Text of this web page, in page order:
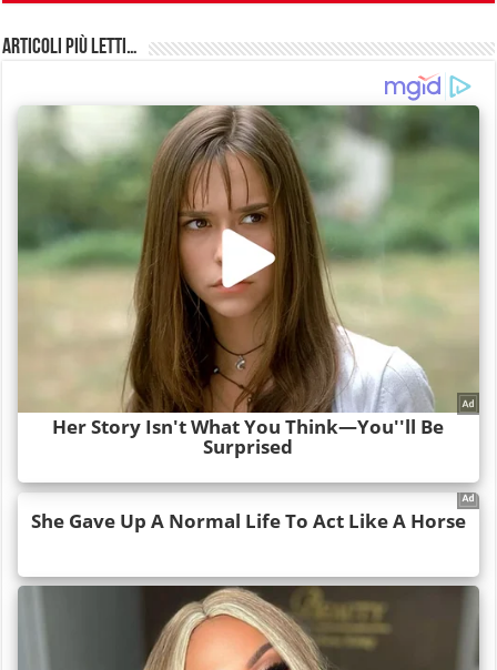
Articoli più Letti…